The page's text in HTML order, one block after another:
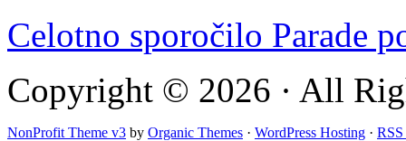
Celotno sporočilo Parade
Copyright © 2026 · All
NonProfit Theme v3 by Organic Themes · WordPress Hosting · RSS